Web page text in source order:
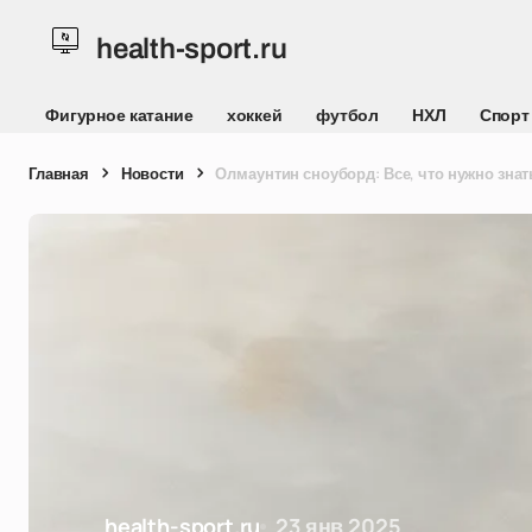
health-sport.ru
Фигурное катание хоккей футбол НХЛ Спорт
Главная Новости Олмаунтин сноуборд: Все, что нужно
health-sport.ru 23 янв 2025